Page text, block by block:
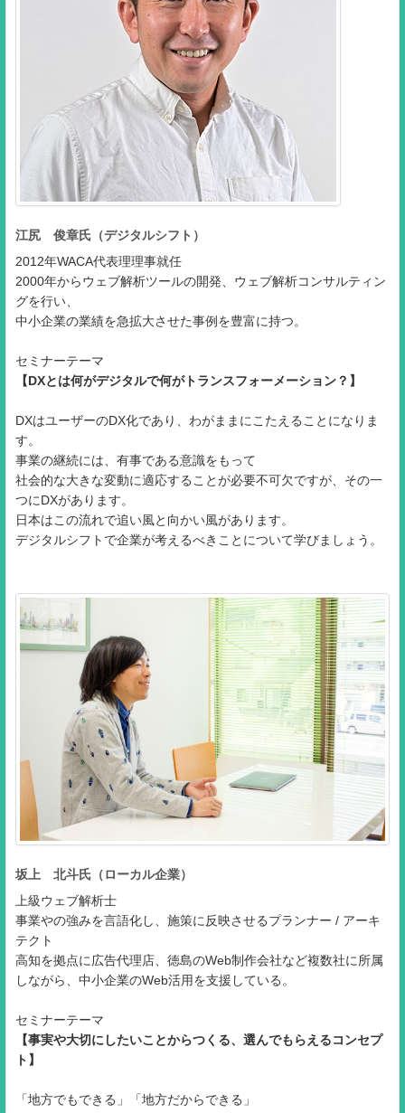
江尻 俊章氏（デジタルシフト）
2012年WACA代表理理事就任
2000年からウェブ解析ツールの開発、ウェブ解析コンサルティン
グを行い、
中小企業の業績を急拡大させた事例を豊富に持つ。
セミナーテーマ
【DXとは何がデジタルで何がトランスフォーメーション？】
DXはユーザーのDX化であり、わがままにこたえることになりま
す。
事業の継続には、有事である意識をもって
社会的な大きな変動に適応することが必要不可欠ですが、その一
つにDXがあります。
日本はこの流れで追い風と向かい風があります。
デジタルシフトで企業が考えるべきことについて学びましょう。
坂上 北斗氏（ローカル企業）
上級ウェブ解析士
事業やの強みを言語化し、施策に反映させるプランナー / アーキ
テクト
高知を拠点に広告代理店、徳島のWeb制作会社など複数社に所属
しながら、中小企業のWeb活用を支援している。
セミナーテーマ
【事実や大切にしたいことからつくる、選んでもらえるコンセプ
ト】
「地方でもできる」「地方だからできる」